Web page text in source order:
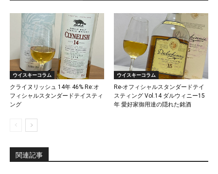
ウイスキーコラム
クライヌリッシュ 14年 46% Re:オ
フィシャルスタンダードテイスティ
ング
ウイスキーコラム
Re-オフィシャルスタンダードテイ
スティング Vol.14 ダルウィニー15
年 愛好家御用達の隠れた銘酒
関連記事